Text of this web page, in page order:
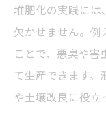
堆肥化の実践に
欠かせません。例
ことで、悪臭や
て生産できます。
や土壌改良に役立